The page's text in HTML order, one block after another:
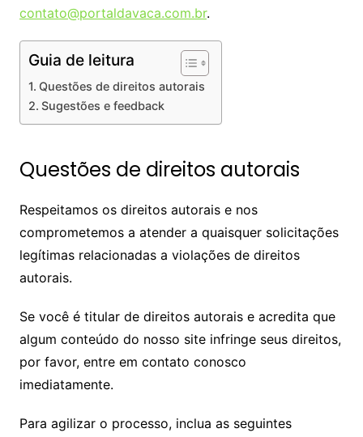
contato@portaldavaca.com.br.
Guia de leitura
Questões de direitos autorais
Sugestões e feedback
Questões de direitos autorais
Respeitamos os direitos autorais e nos
comprometemos a atender a quaisquer solicitações
legítimas relacionadas a violações de direitos
autorais.
Se você é titular de direitos autorais e acredita que
algum conteúdo do nosso site infringe seus direitos,
por favor, entre em contato conosco
imediatamente.
Para agilizar o processo, inclua as seguintes